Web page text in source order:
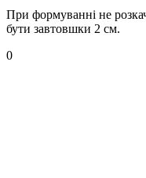
При формуванні не
бути завтовшки 2 см.
0